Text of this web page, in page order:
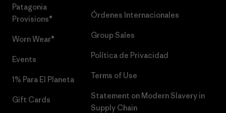
Patagonia
Provisions®
Worn Wear®
Events
1% Para El Planeta
Gift Cards
Órdenes Internacionales
Group Sales
Política de Privacidad
Terms of Use
Statement on Modern Slavery in
Supply Chain